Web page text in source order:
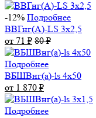
-12% Подробнее
ВВГнг(А)-LS 3х2,5
от 71 ₽ 80₽
Подробнее
ВБШВнг(а)-ls 4x50
от 1 870 ₽
Подробнее